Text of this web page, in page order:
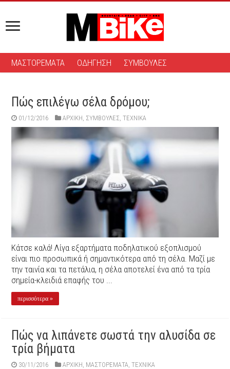
ΜΑΣΤΟΡΕΜΑΤΑ ΟΔΗΓΗΣΗ ΣΥΜΒΟΥΛΕΣ
Πώς επιλέγω σέλα δρόμου;
01/12/2016 ΑΡΧΙΚΉ, ΣΥΜΒΟΥΛΕΣ,ΤΕΧΝΙΚΑ
Κάτσε καλά! Λίγα εξαρτήματα ποδηλατικού εξοπλισμού
είναι πιο προσωπικά ή σημαντικότερα από τη σέλα. Μαζί με
την ταινία και τα πετάλια, η σέλα αποτελεί ένα από τα τρία
σημεία-κλειδιά επαφής του ...
περισσότερα »
Πώς να λιπάνετε σωστά την αλυσίδα σε
τρία βήματα
30/11/2016 ΑΡΧΙΚΉ ΜΑΣΤΟΡΕΜΑΤΑ ,ΤΕΧΝΙΚΑ